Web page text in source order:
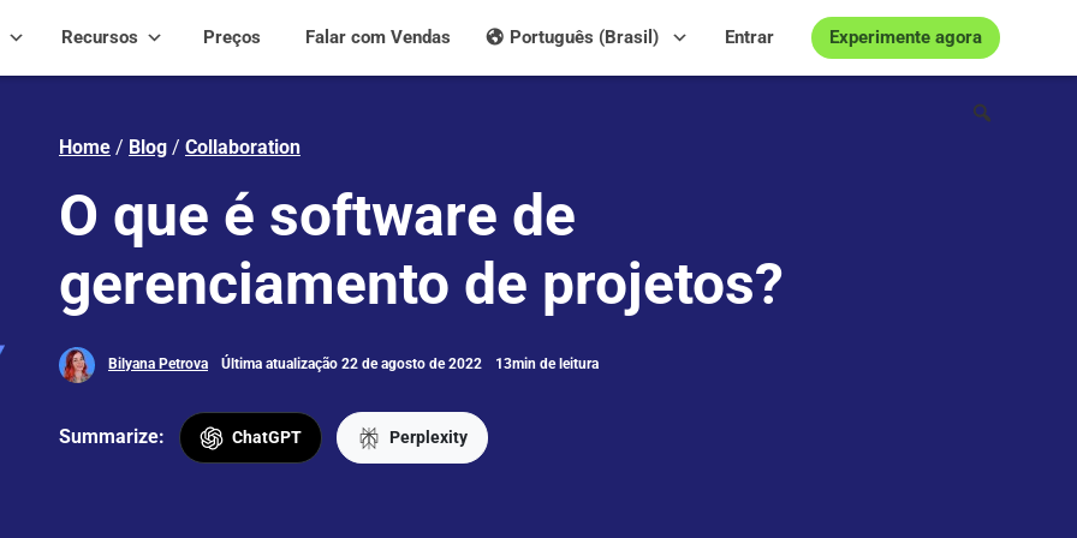
Recursos Preços Experimente agora
Entrar
Português (Brasil)
Falar com Vendas
Home / Blog / Collaboration
O que é software de
gerenciamento de projetos?
Bilyana Petrova Última atualização 22 de agosto de 2022 13min de leitura
Summarize: ChatGPT Perplexity